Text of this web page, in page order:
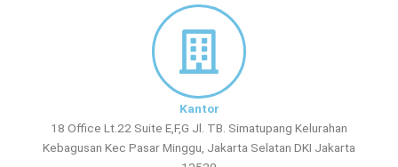
Kantor
18 Office Lt.22 Suite E,F,G Jl. TB. Simatupang Kelurahan
Kebagusan Kec Pasar Minggu, Jakarta Selatan DKI Jakarta